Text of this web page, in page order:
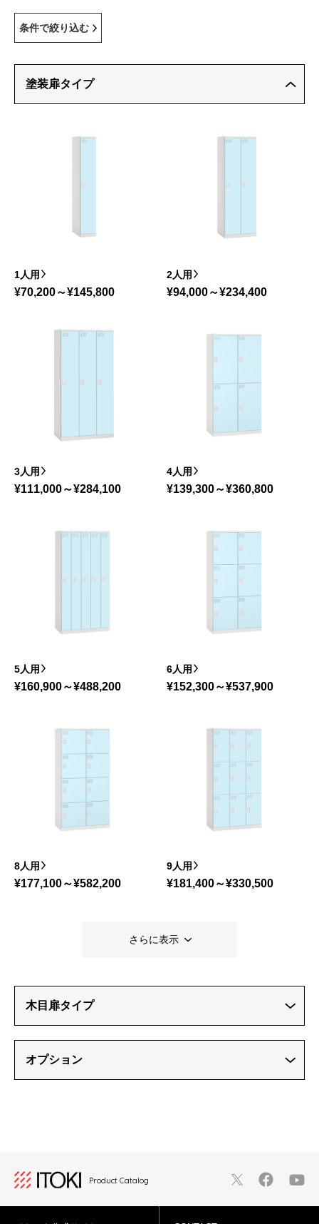
条件で絞り込む
塗装扉タイプ
1人用
¥70,200～¥145,800
2人用
¥94,000～¥234,400
3人用
¥111,000～¥284,100
4人用
¥139,300～¥360,800
5人用
¥160,900～¥488,200
6人用
¥152,300～¥537,900
8人用
¥177,100～¥582,200
9人用
¥181,400～¥330,500
さらに表示
木目扉タイプ
オプション
Product Catalog